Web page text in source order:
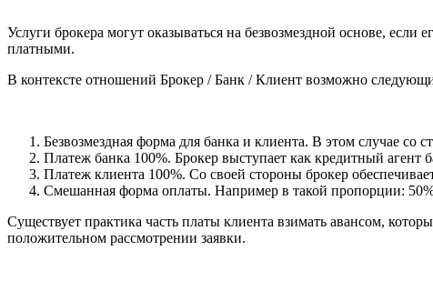
Услуги брокера могут оказываться на безвозмездной основе,
платными.
В контексте отношений Брокер / Банк / Клиент возможно
Безвозмездная форма для банка и клиента. В этом случае со
Платеж банка 100%. Брокер выступает как кредитный
Платеж клиента 100%. Со своей стороны брокер
Смешанная форма оплаты. Например в такой пропорции: 50%
Существует практика часть платы клиента взимать авансом,
положительном рассмотрении заявки.